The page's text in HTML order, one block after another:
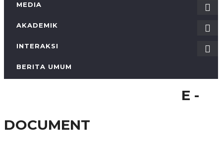
MEDIA
AKADEMIK
INTERAKSI
BERITA UMUM
E -
DOCUMENT